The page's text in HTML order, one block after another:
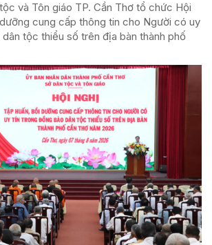
và Tôn giáo TP. Cần Thơ tổ chức Hội
cung cấp thông tin cho Người có uy
tộc thiểu số trên địa bàn thành phố